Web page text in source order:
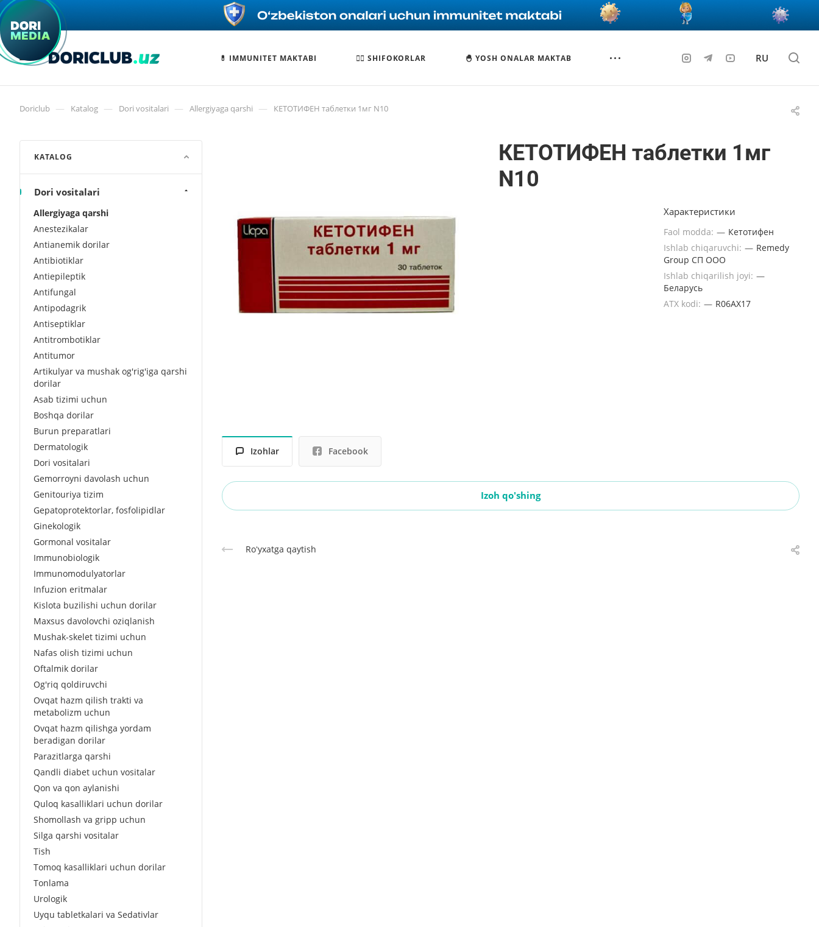
💊 IMMUNITET MAKTABI 🧑‍⚕️ SHIFOKORLAR 🐣 YOSH ONALAR MAKTAB RU
Doriclub — Katalog — Dori vositalari — Allergiyaga qarshi — КЕТОТИФЕН таблетки 1мг N10
КЕТОТИФЕН таблетки 1мг
N10
Характеристики
Faol modda: — Кетотифен
Ishlab chiqaruvchi: — Remedy
Group СП OOO
Ishlab chiqarilish joyi: —
Беларусь
ATX kodi: — R06AX17
Izohlar Facebook
Izoh qo'shing
Roʻyxatga qaytish
KATALOG
Dori vositalari
Allergiyaga qarshi
Anestezikalar
Antianemik dorilar
Antibiotiklar
Antiepileptik
Antifungal
Antipodagrik
Antiseptiklar
Antitrombotiklar
Antitumor
Artikulyar va mushak og'rig'iga qarshi
dorilar
Asab tizimi uchun
Boshqa dorilar
Burun preparatlari
Dermatologik
Dori vositalari
Gemorroyni davolash uchun
Genitouriya tizim
Gepatoprotektorlar, fosfolipidlar
Ginekologik
Gormonal vositalar
Immunobiologik
Immunomodulyatorlar
Infuzion eritmalar
Kislota buzilishi uchun dorilar
Maxsus davolovchi oziqlanish
Mushak-skelet tizimi uchun
Nafas olish tizimi uchun
Oftalmik dorilar
Og'riq qoldiruvchi
Ovqat hazm qilish trakti va
metabolizm uchun
Ovqat hazm qilishga yordam
beradigan dorilar
Parazitlarga qarshi
Qandli diabet uchun vositalar
Qon va qon aylanishi
Quloq kasalliklari uchun dorilar
Shomollash va gripp uchun
Silga qarshi vositalar
Tish
Tomoq kasalliklari uchun dorilar
Tonlama
Urologik
Uyqu tabletkalari va Sedativlar